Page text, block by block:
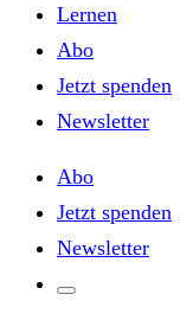
Lernen
Abo
Jetzt spenden
Newsletter
Abo
Jetzt spenden
Newsletter